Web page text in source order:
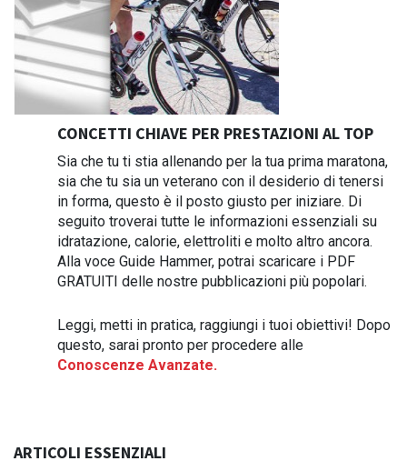
CONCETTI CHIAVE PER PRESTAZIONI AL TOP
Sia che tu ti stia allenando per la tua prima maratona,
sia che tu sia un veterano con il desiderio di tenersi
in forma, questo è il posto giusto per iniziare. Di
seguito troverai tutte le informazioni essenziali su
idratazione, calorie, elettroliti e molto altro ancora.
Alla voce Guide Hammer, potrai scaricare i PDF
GRATUITI delle nostre pubblicazioni più popolari.
Leggi, metti in pratica, raggiungi i tuoi obiettivi! Dopo
questo, sarai pronto per procedere alle
Conoscenze Avanzate.
ARTICOLI ESSENZIALI